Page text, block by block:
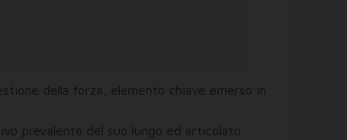
della forza, elemento chiave emerso in
prevalente del suo lungo ed articolato